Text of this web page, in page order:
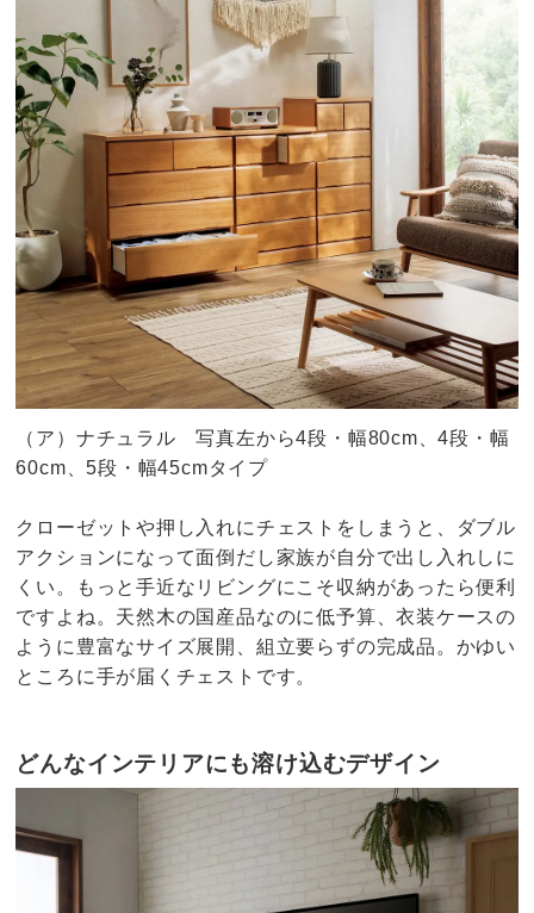
（ア）ナチュラル 写真左から4段・幅80cm、4段・幅
60cm、5段・幅45cmタイプ
クローゼットや押し入れにチェストをしまうと、ダブル
アクションになって面倒だし家族が自分で出し入れしに
くい。もっと手近なリビングにこそ収納があったら便利
ですよね。天然木の国産品なのに低予算、衣装ケースの
ように豊富なサイズ展開、組立要らずの完成品。かゆい
ところに手が届くチェストです。
どんなインテリアにも溶け込むデザイン